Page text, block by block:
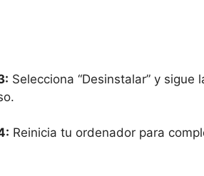
Selecciona “Desinstalar” y
Reinicia tu ordenador para